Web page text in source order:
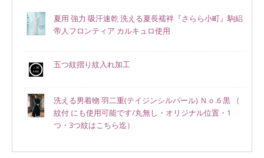
夏用 強力 吸汗速乾 洗える夏長襦袢『さらら小町』駒絽
帝人フロンティア カルキュロ使用
五つ紋摺り紋入れ加工
洗える男着物 羽二重(テイジンシルパール) Ｎｏ.6 黒 （
紋付 にも使用可能です/丸無し・オリジナル位置・1
つ・3つ紋はこちら迄）